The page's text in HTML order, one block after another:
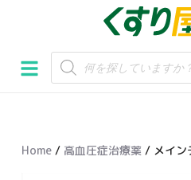
ン
テ
スHome / 高血圧症治療薬 / メイン